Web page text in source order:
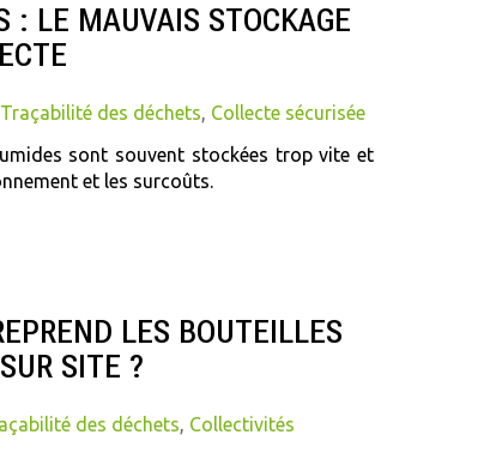
: LE MAUVAIS STOCKAGE
Traçabilité des déchets, Collecte sécurisée
sont souvent stockées trop vite et
et les surcoûts.
LES BOUTEILLES
SITE ?
des déchets Collectivités